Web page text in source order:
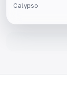
Calypso